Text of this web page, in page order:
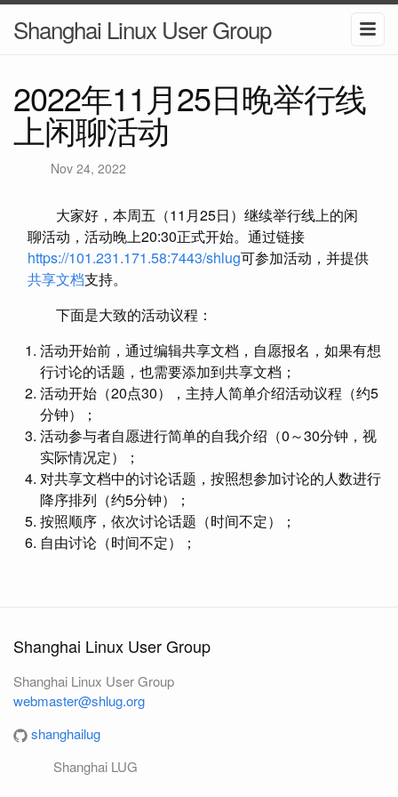
Shanghai Linux User Group
2022年11月25日晚举行线
上闲聊活动
Nov 24, 2022
大家好，本周五（11月25日）继续举行线上的闲
聊活动，活动晚上20:30正式开始。通过链接
https://101.231.171.58:7443/shlug可参加活动，并提供
共享文档支持。
下面是大致的活动议程：
活动开始前，通过编辑共享文档，自愿报名，如果有想
行讨论的话题，也需要添加到共享文档；
活动开始（20点30），主持人简单介绍活动议程（约5
分钟）；
活动参与者自愿进行简单的自我介绍（0～30分钟，视
实际情况定）；
对共享文档中的讨论话题，按照想参加讨论的人数进行
降序排列（约5分钟）；
按照顺序，依次讨论话题（时间不定）；
自由讨论（时间不定）；
Shanghai Linux User Group
Shanghai Linux User Group
webmaster@shlug.org
shanghailug
Shanghai LUG